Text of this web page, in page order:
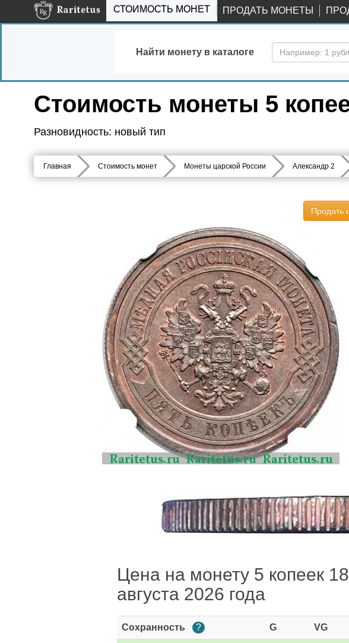
СТОИМОСТЬ МОНЕТ ПРОДАТЬ МОНЕТЫ
Найти монету в каталоге
Стоимость монеты 5
Разновидность: новый тип
Главная Стоимость монет Монеты царской России Александр 2
Продать
Цена на монету 5 копеек
августа 2026 года
Сохранность ? G VG